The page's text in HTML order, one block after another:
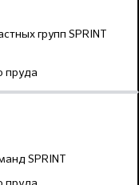
групп SPRINT
пруда
SPRINT